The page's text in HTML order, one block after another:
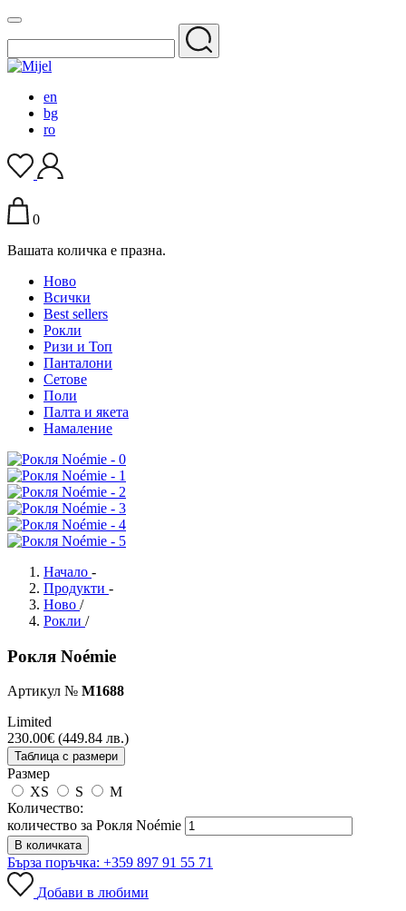
en
bg
ro
0
Вашата количка е празна.
Ново
Всички
Best sellers
Рокли
Ризи и Топ
Панталони
Сетове
Поли
Палта и якета
Намаление
Начало -
Продукти -
Ново /
Рокли /
Рокля Noémie
Артикул № М1688
Limited
230.00€ (449.84 лв.)
Таблица с размери
Размер
XS
S
M
Количество:
количество за Рокля Noémie
В количката
Бърза поръчка: +359 897 91 55 71
Добави в любими